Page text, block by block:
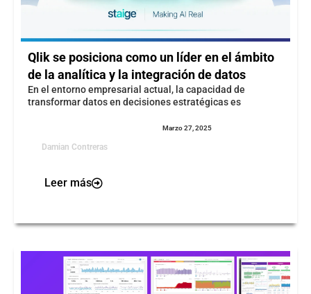
Qlik se posiciona como un líder en el ámbito
de la analítica y la integración de datos​
​En el entorno empresarial actual, la capacidad de
transformar datos en decisiones estratégicas es
Damian Contreras
Marzo 27, 2025
Leer más